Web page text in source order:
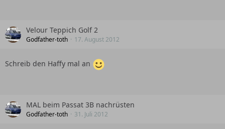
Velour Teppich Golf 2
Godfather-toth 17. August 2012
Schreib den Haffy mal an
MAL beim Passat 3B nachrüsten
Godfather-toth 31. Juli 2012